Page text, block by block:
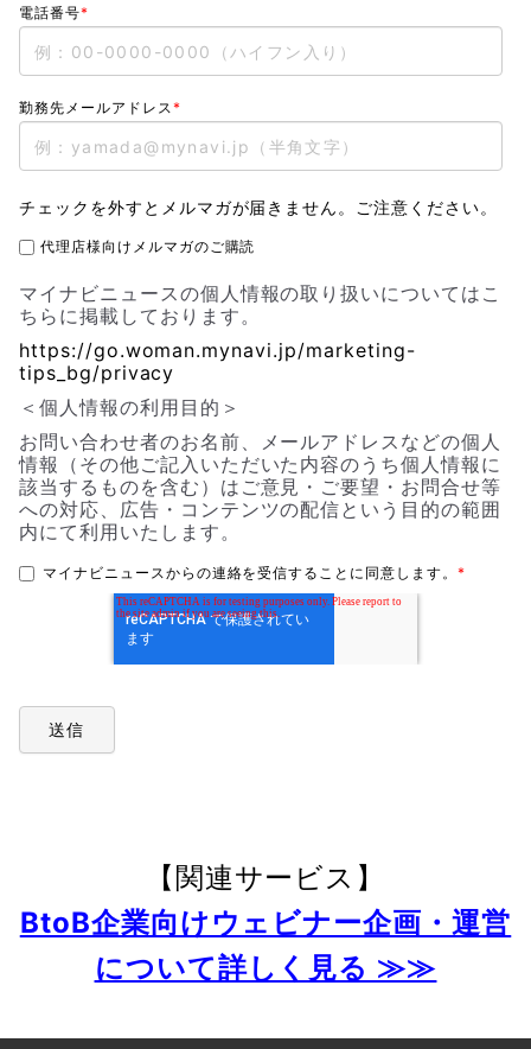
電話番号*
勤務先メールアドレス*
チェックを外すとメルマガが届きません。ご注意ください。
代理店様向けメルマガのご購読
マイナビニュースの個人情報の取り扱いについてはこ
ちらに掲載しております。
https://go.woman.mynavi.jp/marketing-
tips_bg/privacy
＜個人情報の利用目的＞
お問い合わせ者のお名前、メールアドレスなどの個人
情報（その他ご記入いただいた内容のうち個人情報に
該当するものを含む）はご意見・ご要望・お問合せ等
への対応、広告・コンテンツの配信という目的の範囲
内にて利用いたします。
マイナビニュースからの連絡を受信することに同意します。 *
【関連サービス】
BtoB企業向けウェビナー企画・運営
について詳しく見る ≫≫